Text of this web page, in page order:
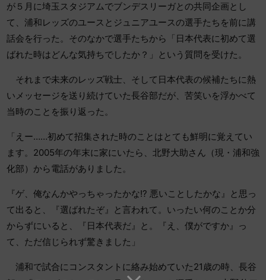
が５月に埼玉スタジアムでブンデスリーガとの共同企画とし
て、浦和レッズのユースとジュニアユースの選手たちを前に講
話会を行った。そのなかで選手たちから「日本代表に初めて選
ばれた時はどんな気持ちでしたか？」という質問を受けた。
それまで未来のレッズ戦士、そして日本代表の候補たちに熱
いメッセージを送り続けていた長谷部だが、苦笑いを浮かべて
当時のことを振り返った。
「えー……初めて招集された時のことはとても鮮明に覚えてい
ます。2005年の年末に家にいたら、北野大助さん（現・浦和強
化部）から電話がありました。
『ゲ、俺なんかやっちゃったかな!? 悪いことしたかな』と思っ
て出ると、『選ばれたぞ』と言われて。いったい何のことか分
からずにいると、『日本代表だ』と。『え、僕がですか』っ
て、ただ信じられず驚きました」
浦和で試合にコンスタントに絡み始めていた21歳の時、長谷